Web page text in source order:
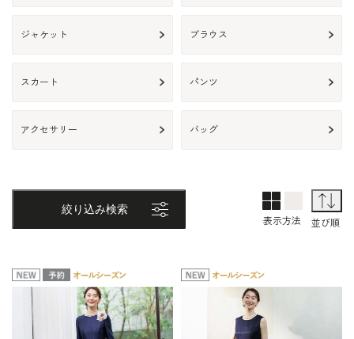
ジャケット ブラウス
スカート パンツ
アクセサリー バッグ
絞り込み検索
表示方法
1列表示
並び順